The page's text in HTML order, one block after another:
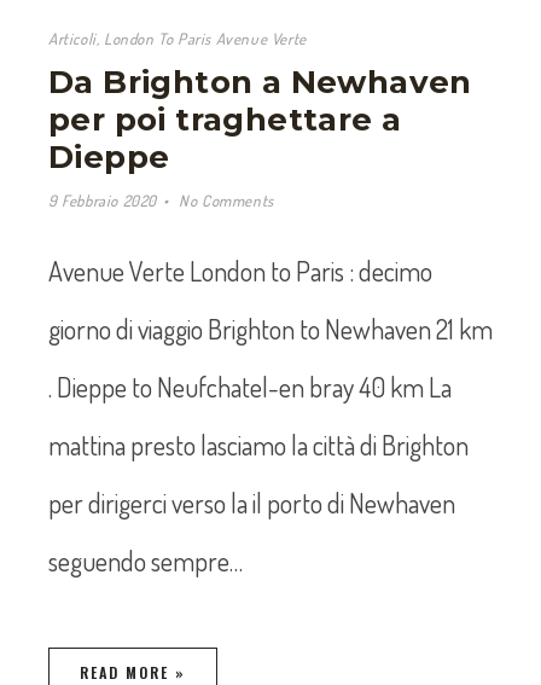
Articoli, London To Paris Avenue Verte
Da Brighton a Newhaven
per poi traghettare a
Dieppe
9 Febbraio 2020 No Comments
Avenue Verte London to Paris : decimo
giorno di viaggio Brighton to Newhaven 21 km
. Dieppe to Neufchatel-en bray 40 km La
mattina presto lasciamo la città di Brighton
per dirigerci verso la il porto di Newhaven
seguendo sempre…
READ MORE »